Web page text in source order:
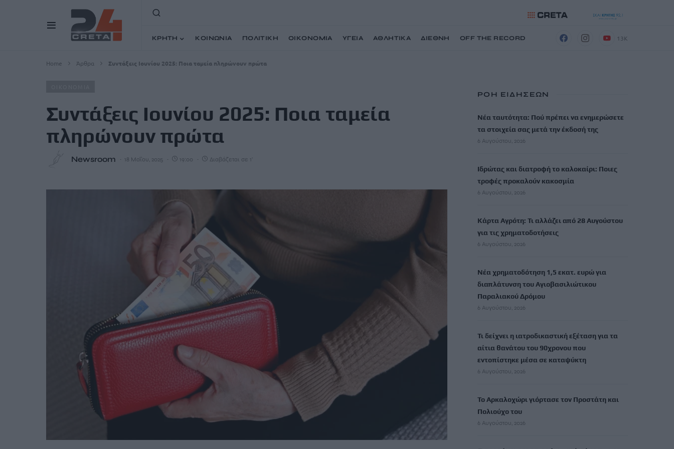
ΚΡΗΤΗ ΚΟΙΝΩΝΙΑ ΠΟΛΙΤΙΚΗ ΟΙΚΟΝΟΜΙΑ ΥΓΕΙΑ ΑΘΛΗΤΙΚΑ ΔΙΕΘΝΗ OFF THE RECORD 13K
Home Άρθρα Συντάξεις Ιουνίου 2025: Ποια ταμεία πληρώνουν πρώτα
Συντάξεις Ιουνίου 2025: Ποια ταμεία
πληρώνουν πρώτα
Newsroom 18 Μαΐου, 2025 19:00 Διαβάζεται σε 1'
ΡΟΗ ΕΙΔΗΣΕΩΝ
Νέα ταυτότητα: Πού πρέπει να ενημερώσετε
τα στοιχεία σας μετά την έκδοσή της
6 Αυγούστου, 2026
Ιδρώτας και διατροφή το καλοκαίρι: Ποιες
τροφές προκαλούν κακοσμία
6 Αυγούστου, 2026
Κάρτα Αγρότη: Τι αλλάζει από 28 Αυγούστου
για τις χρηματοδοτήσεις
6 Αυγούστου, 2026
Νέα χρηματοδότηση 1,5 εκατ. ευρώ για
διαπλάτυνση του Αγιοβασιλιώτικου
Παραλιακού Δρόμου
6 Αυγούστου, 2026
Τι δείχνει η ιατροδικαστική εξέταση για τα
αίτια θανάτου του 90χρονου που
εντοπίστηκε μέσα σε καταψύκτη
6 Αυγούστου, 2026
Το Αρκαλοχώρι γιόρτασε τον Προστάτη και
Πολιούχο του
6 Αυγούστου, 2026